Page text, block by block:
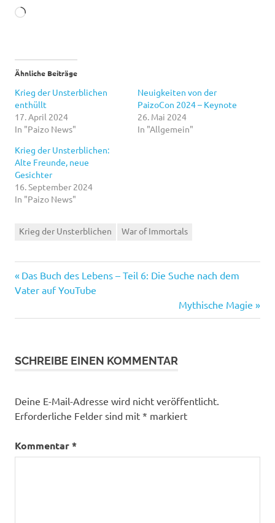
Wird
Ähnliche Beiträge
Krieg der Unsterblichen
enthüllt
17. April 2024
In "Paizo News"
Neuigkeiten von der
PaizoCon 2024 – Keynote
26. Mai 2024
In "Allgemein"
Krieg der Unsterblichen:
Alte Freunde, neue
Gesichter
16. September 2024
In "Paizo News"
Krieg der Unsterblichen War of Immortals
Beitragsnavigation
Vorheriger
Beitrag:
Das Buch des Lebens – Teil 6: Die Suche nach dem
Vater auf YouTube
Nächster
Beitrag:
Mythische Magie
SCHREIBE EINEN KOMMENTAR
Deine E-Mail-Adresse wird nicht veröffentlicht.
Erforderliche Felder sind mit * markiert
Kommentar*